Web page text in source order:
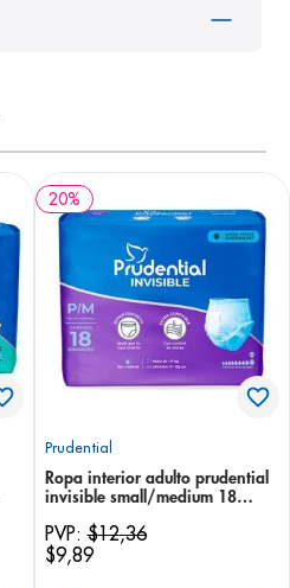
20%
Prudential
Ropa interior adulto prudential
invisible small/medium 18
PVP:$12,36
$9,89